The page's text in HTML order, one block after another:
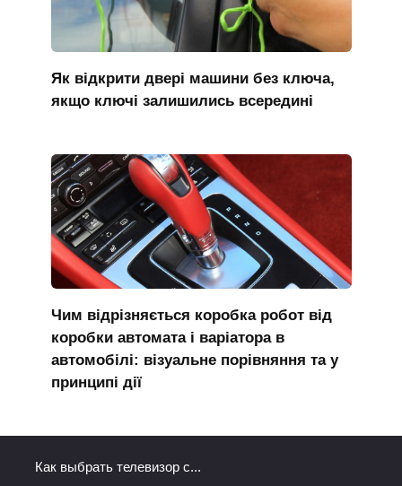
Як відкрити двері машини без ключа,
якщо ключі залишились всередині
Чим відрізняється коробка робот від
коробки автомата і варіатора в
автомобілі: візуальне порівняння та у
принципі дії
Как выбрать телевизор с...